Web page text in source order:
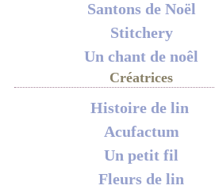
Santons de Noël
Stitchery
Un chant de noêl
Créatrices
Histoire de lin
Acufactum
Un petit fil
Fleurs de lin